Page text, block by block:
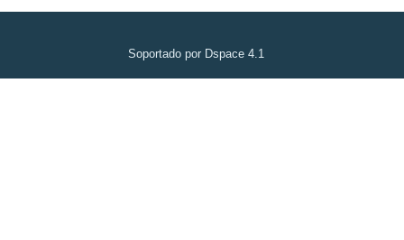
Soportado por Dspace 4.1